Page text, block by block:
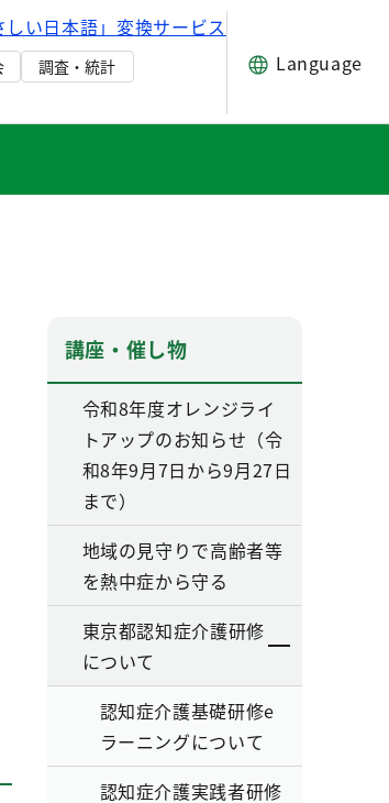
しい日本語」変換サービス
調査・統計
Language
講座・催し物
令和8年度オレンジライ
トアップのお知らせ（令
和8年9月7日から9月27日
まで）
地域の見守りで高齢者等
を熱中症から守る
東京都認知症介護研修
について
認知症介護基礎研修e
ラーニングについて
認知症介護実践者研修